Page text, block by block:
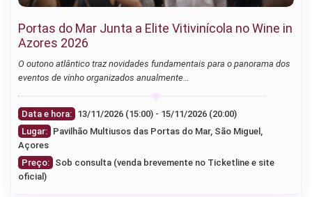
Portas do Mar Junta a Elite Vitivinícola no Wine in
Azores 2026
O outono atlântico traz novidades fundamentais para o panorama dos
eventos de vinho organizados anualmente…
Data e hora:
13/11/2026 (15:00) - 15/11/2026 (20:00)
Lugar: Pavilhão Multiusos das Portas do Mar, São Miguel,
Açores
Preço: Sob consulta (venda brevemente no Ticketline e site
oficial)